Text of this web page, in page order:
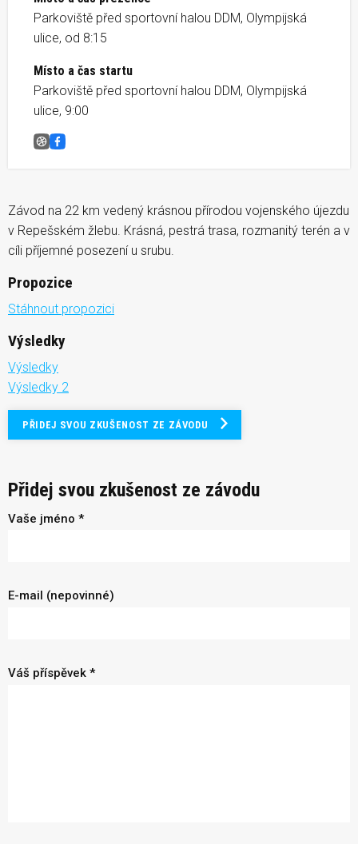
Parkoviště před sportovní halou DDM, Olympijská
ulice, od 8:15
Místo a čas startu
Parkoviště před sportovní halou DDM, Olympijská
ulice, 9:00
Repechy 22K run
Facebook
Závod na 22 km vedený krásnou přírodou vojenského újezdu
v Repešském žlebu. Krásná, pestrá trasa, rozmanitý terén a v
cíli příjemné posezení u srubu.
Propozice
Stáhnout propozici
Výsledky
Výsledky
Výsledky 2
PŘIDEJ SVOU ZKUŠENOST ZE ZÁVODU
Přidej svou zkušenost ze závodu
Vaše jméno *
E-mail (nepovinné)
Váš příspěvek *